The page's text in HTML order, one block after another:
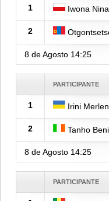
1 Iwona
2
8 de Agosto 14:25
PARTICIPANTE
1 Irini
2 Tanho
8 de Agosto 14:25
PARTICIPANTE